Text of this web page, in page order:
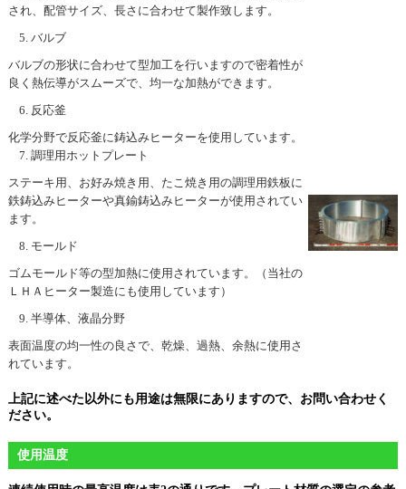
され、配管サイズ、長さに合わせて製作致します。
バルブ
バルブの形状に合わせて型加工を行いますので密着性が
良く熱伝導がスムーズで、均一な加熱ができます。
反応釜
化学分野で反応釜に鋳込みヒーターを使用しています。
調理用ホットプレート
ステーキ用、お好み焼き用、たこ焼き用の調理用鉄板に
鉄鋳込みヒーターや真鍮鋳込みヒーターが使用されてい
ます。
モールド
ゴムモールド等の型加熱に使用されています。（当社の
ＬＨＡヒーター製造にも使用しています）
半導体、液晶分野
表面温度の均一性の良さで、乾燥、過熱、余熱に使用さ
れています。
上記に述べた以外にも用途は無限にありますので、お問い合わせく
ださい。
使用温度